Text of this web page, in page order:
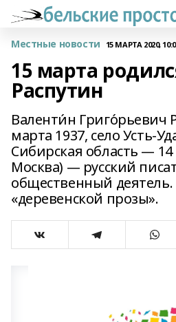
Местные новости 15 МАРТА 2020,
15 марта
Распутин
Валенти́н Григо́рьевич
марта 1937, село Усть-
Сибирская область — 14
Москва) — русский
общественный
«деревенской прозы».